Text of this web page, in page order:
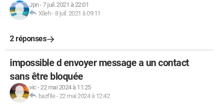
Jpn-7 juil. 2021 à 22:01
Xileh- 8 juil. 2021 à 09:11
2 réponses
impossible d envoyer message a un contact
sans être bloquée
vic -22 mai 2024 à 11:25
bazfile-22 mai 2024 à 12:42